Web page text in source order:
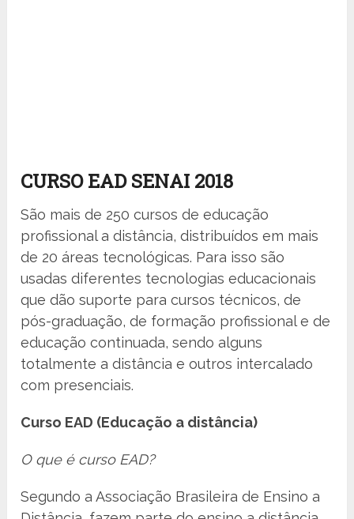
CURSO EAD SENAI 2018
São mais de 250 cursos de educação
profissional a distância, distribuídos em mais
de 20 áreas tecnológicas. Para isso são
usadas diferentes tecnologias educacionais
que dão suporte para cursos técnicos, de
pós-graduação, de formação profissional e de
educação continuada, sendo alguns
totalmente a distância e outros intercalado
com presenciais.
Curso EAD (Educação a distância)
O que é curso EAD?
Segundo a Associação Brasileira de Ensino a